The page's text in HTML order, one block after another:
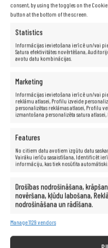
consent, by using the toggles on the
button at the bottom of the screen.
Statistics
Informācijas ievietošana ierīcē un/vai
Satura efektivitātes novērtēšana,
avotu datu kombinācijas.
Marketing
Informācijas ievietošana ierīcē un/vai
reklāmu atlasei, Profilu izveide
personalizētas reklāmas atlasei, Profilu
izmantošana personalizēta satura
Features
No citiem datu avotiem izgūtu datu
Vairāku ierīču sasaistīšana, Identificēt
informāciju, kas tiek nosūtīta automātiski.
Drošības nodrošināšana,
novēršana, kļūdu labošana,
nodrošināšana un rādīšana.
Manage 1129 vendors
Grafikas karte: